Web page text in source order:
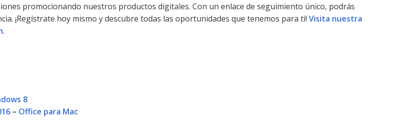
promocionando nuestros productos digitales. Con un enlace de seguimiento único, podrás
¡Regístrate hoy mismo y descubre todas las oportunidades que tenemos para ti! Visita nuestra
8
– Office para Mac